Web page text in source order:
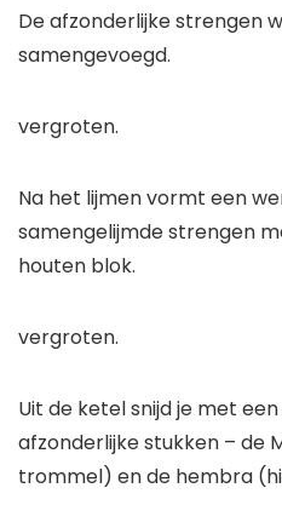
De afzonderlijke strengen
samengevoegd.
vergroten.
Na het lijmen vormt een
samengelijmde strengen
houten blok.
vergroten.
Uit de ketel snijd je met
afzonderlijke stukken – de
trommel) en de hembra